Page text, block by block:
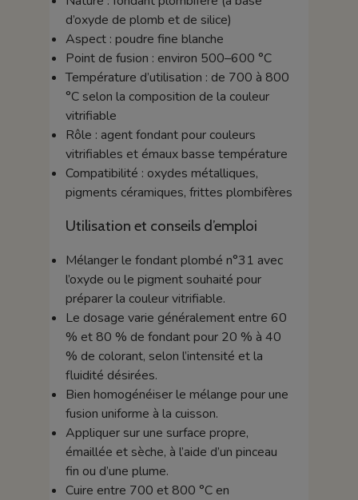
d’oxyde de plomb et de silice)
Aspect : poudre fine blanche
Point de fusion : environ 500–600 °C
Température d’utilisation : de 700 à 800
°C selon la composition de la couleur
vitrifiable
Rôle : agent fondant pour couleurs
vitrifiables et émaux basse température
Compatibilité : oxydes métalliques,
pigments céramiques, frittes plombifères
Utilisation et conseils d’emploi
Mélanger le fondant plombé n°31 avec
l’oxyde ou le pigment souhaité pour
préparer la couleur vitrifiable.
Le dosage varie généralement entre 60
% et 80 % de fondant pour 20 % à 40
% de colorant, selon l’intensité et la
fluidité désirées.
Bien homogénéiser le mélange pour une
fusion uniforme à la cuisson.
Appliquer sur une surface propre,
émaillée et sèche, à l’aide d’un pinceau
fin ou d’une plume.
Cuire entre 700 et 800 °C en